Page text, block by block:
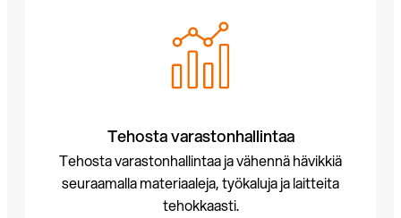
Tehosta varastonhallintaa
Tehosta varastonhallintaa ja vähennä hävikkiä
seuraamalla materiaaleja, työkaluja ja laitteita
tehokkaasti.